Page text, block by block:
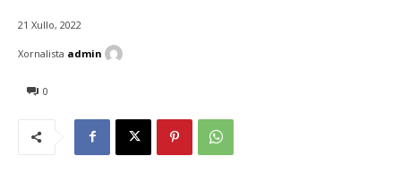
21 Xullo, 2022
0
Xornalista admin